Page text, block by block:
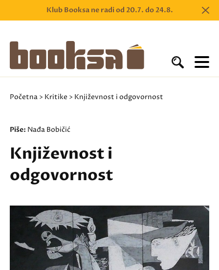
Klub Booksa ne radi od 20.7. do 24.8.
Početna > Kritike > Književnost i odgovornost
Piše: Nađa Bobičić
Književnost i
odgovornost